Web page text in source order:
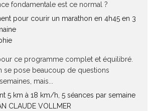
fondamentale est ce normal ?
pour courir un marathon en 4h45 en 3
ce programme complet et équilibré.
se pose beaucoup de questions
mais...
5 km à 18 km/h, 5 séances par semaine
CLAUDE VOLLMER